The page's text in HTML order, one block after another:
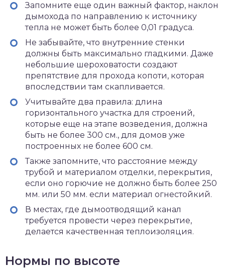
Запомните еще один важный фактор, наклон
дымохода по направлению к источнику
тепла не может быть более 0,01 градуса.
Не забывайте, что внутренние стенки
должны быть максимально гладкими. Даже
небольшие шероховатости создают
препятствие для прохода копоти, которая
впоследствии там скапливается.
Учитывайте два правила: длина
горизонтального участка для строений,
которые еще на этапе возведения, должна
быть не более 300 см., для домов уже
построенных не более 600 см.
Также запомните, что расстояние между
трубой и материалом отделки, перекрытия,
если оно горючие не должно быть более 250
мм. или 50 мм. если материал огнестойкий.
В местах, где дымоотводящий канал
требуется провести через перекрытие,
делается качественная теплоизоляция.
Нормы по высоте